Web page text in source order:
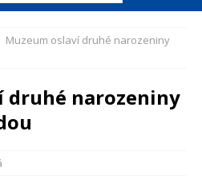
Muzeum oslaví druhé narozeniny
druhé narozeniny